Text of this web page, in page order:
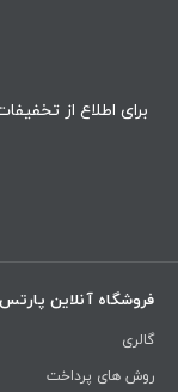
برای اطلاع از
فروشگاه آنلاین
گالری
روش های پرداخت